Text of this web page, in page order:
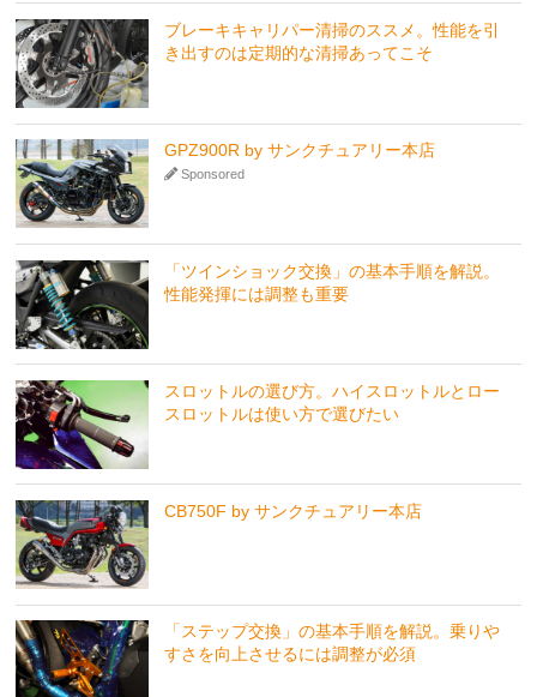
ブレーキキャリパー清掃のススメ。性能を引
き出すのは定期的な清掃あってこそ
GPZ900R by サンクチュアリー本店
Sponsored
「ツインショック交換」の基本手順を解説。
性能発揮には調整も重要
スロットルの選び方。ハイスロットルとロー
スロットルは使い方で選びたい
CB750F by サンクチュアリー本店
「ステップ交換」の基本手順を解説。乗りや
すさを向上させるには調整が必須